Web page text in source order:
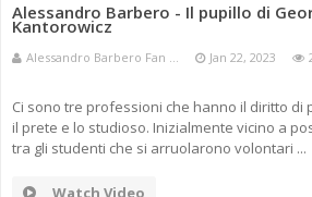
Alessandro Barbero - Il pupillo di
Kantorowicz
Alessandro Barbero Fan ... Jan 22, 2023
Ci sono tre professioni che hanno il diritto di
il prete e lo studioso. Inizialmente vicino a
tra gli studenti che si arruolarono volontari ...
Watch Video